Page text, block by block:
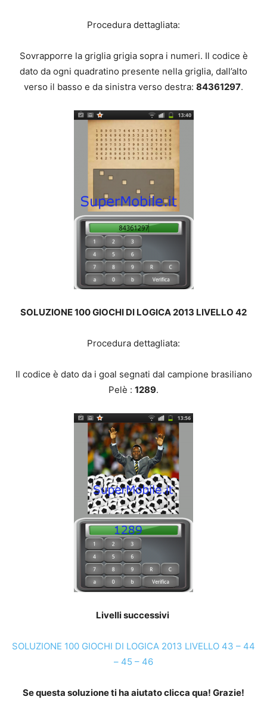
Procedura dettagliata:
Sovrapporre la griglia grigia sopra i numeri. Il codice è
dato da ogni quadratino presente nella griglia, dall’alto
verso il basso e da sinistra verso destra: 84361297.
SOLUZIONE 100 GIOCHI DI LOGICA 2013 LIVELLO 42
Procedura dettagliata:
Il codice è dato da i goal segnati dal campione brasiliano
Pelè : 1289.
Livelli successivi
SOLUZIONE 100 GIOCHI DI LOGICA 2013 LIVELLO 43 – 44
– 45 – 46
Se questa soluzione ti ha aiutato clicca qua! Grazie!